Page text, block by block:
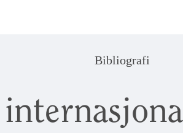
Bibliografi